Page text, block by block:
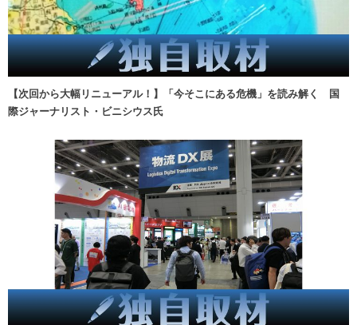
【次回から大幅リニューアル！】「今そこにある危機」を読み解く 国
際ジャーナリスト・ビニシウス氏